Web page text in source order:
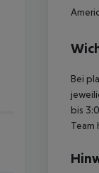
Bei
bis
Team